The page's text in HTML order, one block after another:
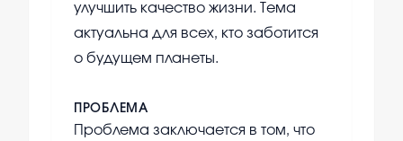
улучшить качество жизни. Тема
актуальна для всех, кто заботится
о будущем планеты.
ПРОБЛЕМА
Проблема заключается в том, что